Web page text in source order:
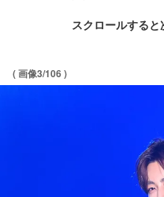
スクロールする
( 画像3/106 )